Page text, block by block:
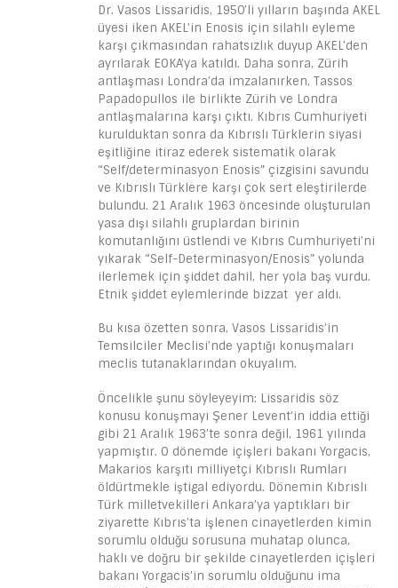
Dr. Vasos Lissaridis, 1950’li yılların başında AKEL
üyesi iken AKEL’in Enosis için silahlı eyleme
karşı çıkmasından rahatsızlık duyup AKEL’den
ayrılarak EOKA’ya katıldı. Daha sonra, Zürih
antlaşması Londra’da imzalanırken, Tassos
Papadopullos ile birlikte Zürih ve Londra
antlaşmalarına karşı çıktı. Kıbrıs Cumhuriyeti
kurulduktan sonra da Kıbrıslı Türklerin siyasi
eşitliğine itiraz ederek sistematik olarak
“Self/determinasyon Enosis” çizgisini savundu
ve Kıbrıslı Türklere karşı çok sert eleştirilerde
bulundu. 21 Aralık 1963 öncesinde oluşturulan
yasa dışı silahlı gruplardan birinin
komutanlığını üstlendi ve Kıbrıs Cumhuriyeti’ni
yıkarak “Self-Determinasyon/Enosis” yolunda
ilerlemek için şiddet dahil, her yola baş vurdu.
Etnik şiddet eylemlerinde bizzat yer aldı.
Bu kısa özetten sonra, Vasos Lissaridis’in
Temsilciler Meclisi’nde yaptığı konuşmaları
meclis tutanaklarından okuyalım.
Öncelikle şunu söyleyeyim: Lissaridis söz
konusu konuşmayı Şener Levent’in iddia ettiği
gibi 21 Aralık 1963’te sonra değil, 1961 yılında
yapmıştır. O dönemde içişleri bakanı Yorgacis,
Makarios karşıtı milliyetçi Kıbrıslı Rumları
öldürtmekle iştigal ediyordu. Dönemin Kıbrıslı
Türk milletvekilleri Ankara’ya yaptıkları bir
ziyarette Kıbrıs’ta işlenen cinayetlerden kimin
sorumlu olduğu sorusuna muhatap olunca,
haklı ve doğru bir şekilde cinayetlerden içişleri
bakanı Yorgacis’in sorumlu olduğunu ima